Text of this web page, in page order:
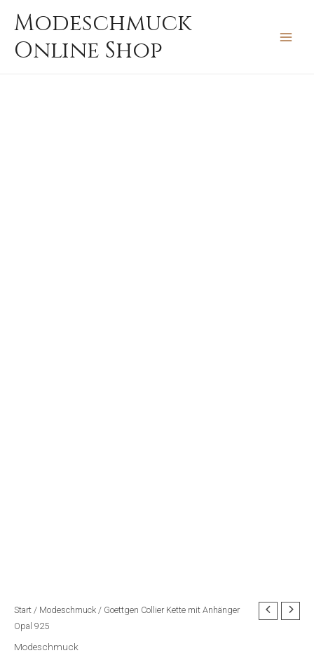
Inhalt
springen
Modeschmuck
Online Shop
Start / Modeschmuck / Goettgen Collier Kette mit Anhänger
Opal 925
Modeschmuck